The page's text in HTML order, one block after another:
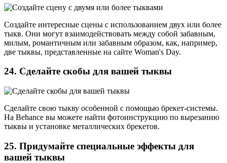
Создайте интересные сцены с использованием двух или более
тыкв. Они могут взаимодействовать между собой забавным,
милым, романтичным или забавным образом, как, например,
две тыквы, представленные на сайте Woman's Day.
24. Сделайте скобы для вашей тыквы
Сделайте свою тыкву особенной с помощью брекет-системы.
На Behance вы можете найти фотоинструкцию по вырезанию
тыквы и установке металлических брекетов.
25. Придумайте специальные эффекты для
вашей тыквы